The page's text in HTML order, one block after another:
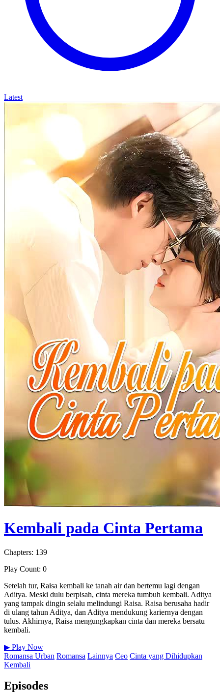
Latest
Kembali pada Cinta Pertama
Chapters: 139
Play Count: 0
Setelah tur, Raisa kembali ke tanah air dan bertemu lagi dengan
Aditya. Meski dulu berpisah, cinta mereka tumbuh kembali. Aditya
yang tampak dingin selalu melindungi Raisa. Raisa berusaha hadir
di ulang tahun Aditya, dan Aditya mendukung kariernya dengan
tulus. Akhirnya, Raisa mengungkapkan cinta dan mereka bersatu
kembali.
▶ Play Now
Romansa Urban Romansa Lainnya Ceo Cinta yang Dihidupkan
Kembali
Episodes